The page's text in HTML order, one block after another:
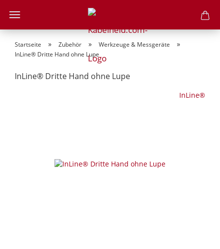
Startseite » Zubehör » Werkzeuge & Messgeräte »
InLine® Dritte Hand ohne Lupe
InLine® Dritte Hand ohne Lupe
InLine®